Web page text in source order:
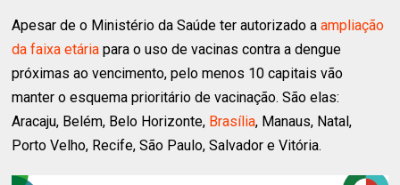
Apesar de o Ministério da Saúde ter autorizado aampliação
da faixa etária para o uso de vacinas contra a dengue
próximas ao vencimento, pelo menos 10 capitais vão
manter o esquema prioritário de vacinação. São elas:
Aracaju, Belém, Belo Horizonte, Brasília, Manaus, Natal,
Porto Velho, Recife, São Paulo, Salvador e Vitória.